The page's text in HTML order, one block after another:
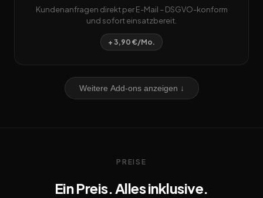
Kundenanfragen direkt per E-Mail – DSGVO-konform
und sofort einsatzbereit.
+ 3,90 €/Mo.
Weitere Add-ons anzeigen ↓
PREISE
Ein Preis. Alles inklusive.